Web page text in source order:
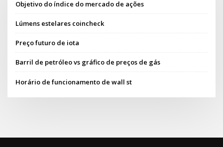
Objetivo do índice do mercado de ações
Lúmens estelares coincheck
Preço futuro de iota
Barril de petróleo vs gráfico de preços de gás
Horário de funcionamento de wall st